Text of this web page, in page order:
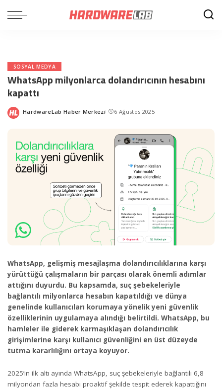
SOSYAL MEDYA
WhatsApp milyonlarca dolandırıcının hesabını
kapattı
Posted
HardwareLab Haber Merkezi 6 Ağustos 2025
WhatsApp, gelişmiş mesajlaşma dolandırıcılıklarına karşı
yürüttüğü çalışmaların bir parçası olarak önemli adımlar
attığını duyurdu. Bu kapsamda, suç şebekeleriyle
bağlantılı milyonlarca hesabın kapatıldığı ve dünya
genelinde kullanıcıları korumaya yönelik yeni güvenlik
özelliklerinin uygulamaya alındığı belirtildi. WhatsApp, bu
hamleler ile giderek karmaşıklaşan dolandırıcılık
girişimlerine karşı kullanıcı güvenliğini en üst düzeyde
tutma kararlılığını ortaya koyuyor.
2025’in ilk altı ayında WhatsApp, suç şebekeleriyle bağlantılı 6,8
milyondan fazla hesabı proaktif şekilde tespit ederek kapattığını